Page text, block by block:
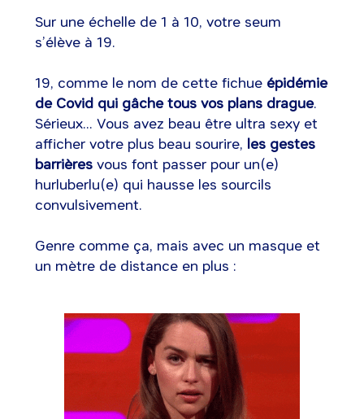
Sur une échelle de 1 à 10, votre seum
s’élève à 19.
19, comme le nom de cette fichue épidémie
de Covid qui gâche tous vos plans drague.
Sérieux... Vous avez beau être ultra sexy et
afficher votre plus beau sourire, les gestes
barrièresvous font passer pour un(e)
hurluberlu(e) qui hausse les sourcils
convulsivement.
Genre comme ça, mais avec un masque et
un mètre de distance en plus :